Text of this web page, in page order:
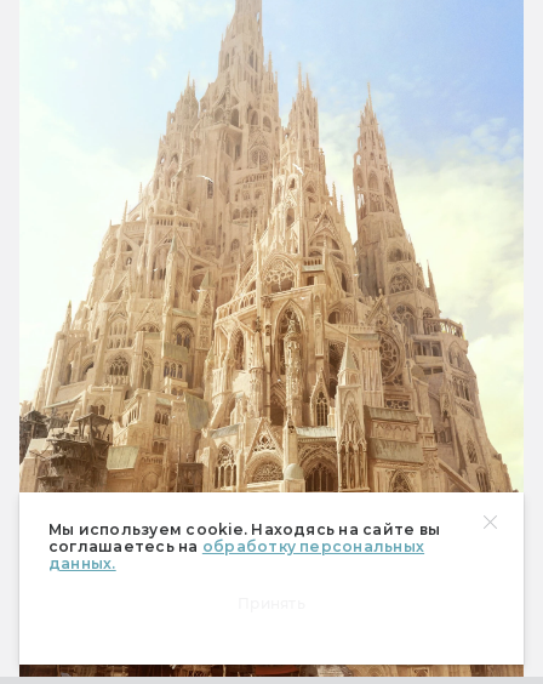
Мы используем cookie. Находясь на сайте вы
соглашаетесь на обработку персональных
данных.